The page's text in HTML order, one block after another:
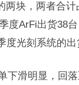
块，两者合
度ArFi出货38
光刻系统的出
下滑明显，回